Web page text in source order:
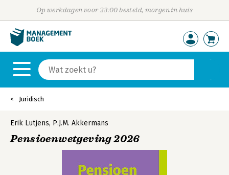
Op werkdagen voor 23:00 besteld, morgen in huis
Juridisch
Erik Lutjens, P.J.M. Akkermans
Pensioenwetgeving 2026